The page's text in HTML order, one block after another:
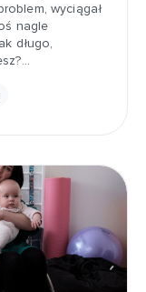
wyciągał
nagle
długo,